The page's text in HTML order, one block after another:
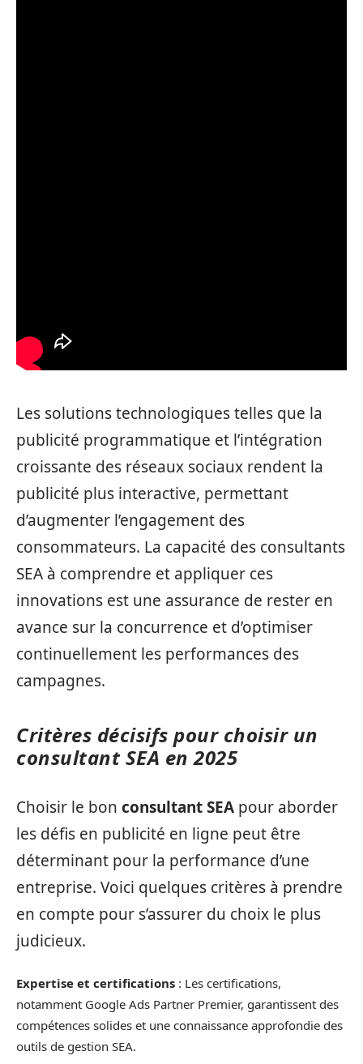
Les solutions technologiques telles que la
publicité programmatique et l’intégration
croissante des réseaux sociaux rendent la
publicité plus interactive, permettant
d’augmenter l’engagement des
consommateurs. La capacité des consultants
SEA à comprendre et appliquer ces
innovations est une assurance de rester en
avance sur la concurrence et d’optimiser
continuellement les performances des
campagnes.
Critères décisifs pour choisir un
consultant SEA en 2025
Choisir le bon consultant SEA pour aborder
les défis en publicité en ligne peut être
déterminant pour la performance d’une
entreprise. Voici quelques critères à prendre
en compte pour s’assurer du choix le plus
judicieux.
Expertise et certifications : Les certifications,
notamment Google Ads Partner Premier, garantissent des
compétences solides et une connaissance approfondie des
outils de gestion SEA.